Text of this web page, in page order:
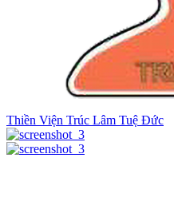
Thiền Viện Trúc Lâm Tuệ Đức